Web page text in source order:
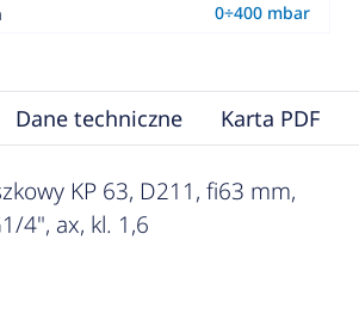
0÷400 mbar
Dane techniczne Karta PDF
KP 63, D211, fi63 mm,
4", ax, kl. 1,6